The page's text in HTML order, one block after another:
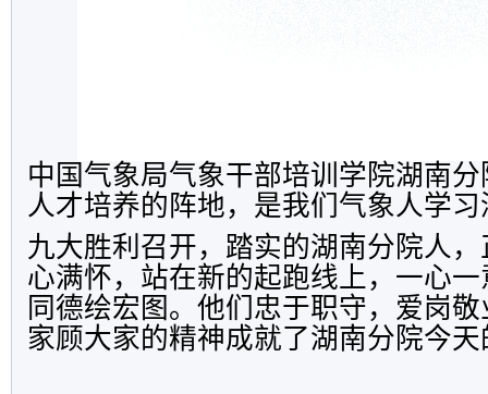
中国气象局气象干部培训学院湖南
人才培养的阵地，是我们气象人学
九大胜利召开，踏实的湖南分院人
心满怀，站在新的起跑线上，一心
同德绘宏图。他们忠于职守，爱岗
家顾大家的精神成就了湖南分院今